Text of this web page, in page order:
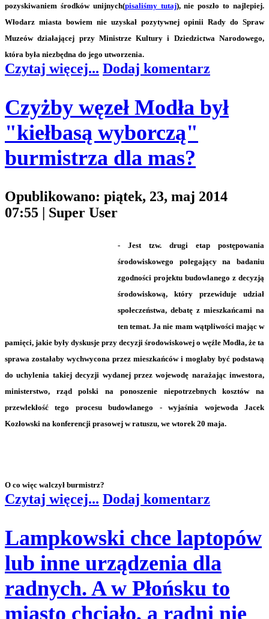
pozyskiwaniem środków unijnych(pisaliśmy tutaj), nie poszło to najlepiej.
Włodarz miasta bowiem nie uzyskał pozytywnej opinii Rady do Spraw
Muzeów działającej przy Ministrze Kultury i Dziedzictwa Narodowego,
która była niezbędna do jego utworzenia.
Czytaj więcej... Dodaj komentarz
Czyżby węzeł Modła był
"kiełbasą wyborczą"
burmistrza dla mas?
Opublikowano: piątek, 23, maj 2014
07:55 | Super User
- Jest tzw. drugi etap postępowania
środowiskowego polegający na badaniu
zgodności projektu budowlanego z decyzją
środowiskową, który przewiduje udział
społeczeństwa, debatę z mieszkańcami na
ten temat. Ja nie mam wątpliwości mając w
pamięci, jakie były dyskusje przy decyzji środowiskowej o węźle Modła, że ta
sprawa zostałaby wychwycona przez mieszkańców i mogłaby być podstawą
do uchylenia takiej decyzji wydanej przez wojewodę narażając inwestora,
ministerstwo, rząd polski na ponoszenie niepotrzebnych kosztów na
przewlekłość tego procesu budowlanego - wyjaśnia wojewoda Jacek
Kozłowski na konferencji prasowej w ratuszu, we wtorek 20 maja.
O co więc walczył burmistrz?
Czytaj więcej... Dodaj komentarz
Lampkowski chce laptopów
lub inne urządzenia dla
radnych. A w Płońsku to
miasto chciało, a radni nie